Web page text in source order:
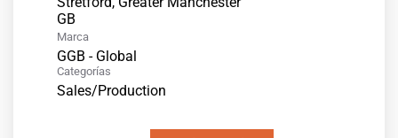
Marca
GGB - Global
Categorías
Sales/Production